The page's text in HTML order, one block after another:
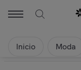
Inicio Moda